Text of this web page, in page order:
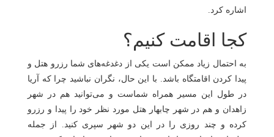
اشاره کرد.
کجا اقامت کنیم؟
به احتمال زیاد ممکن است یکی از دغدغه‌های شما رزرو هتل و
پیدا کردن اقامتگاه باشد. با این حال، نگران نباشید چرا که آریا
در طول این مسیر همراه شماست و می‌توانید هم در شهر
زاهدان و هم در شهر چابهار هتل مورد نظر خود را پیدا و رزرو
کرده و چند روزی را در این دو شهر سپری کنید. از جمله